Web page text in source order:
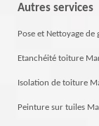
Autres services
Pose et Nettoyage de
Etanchéité toiture
Isolation de toiture
Peinture sur tuiles